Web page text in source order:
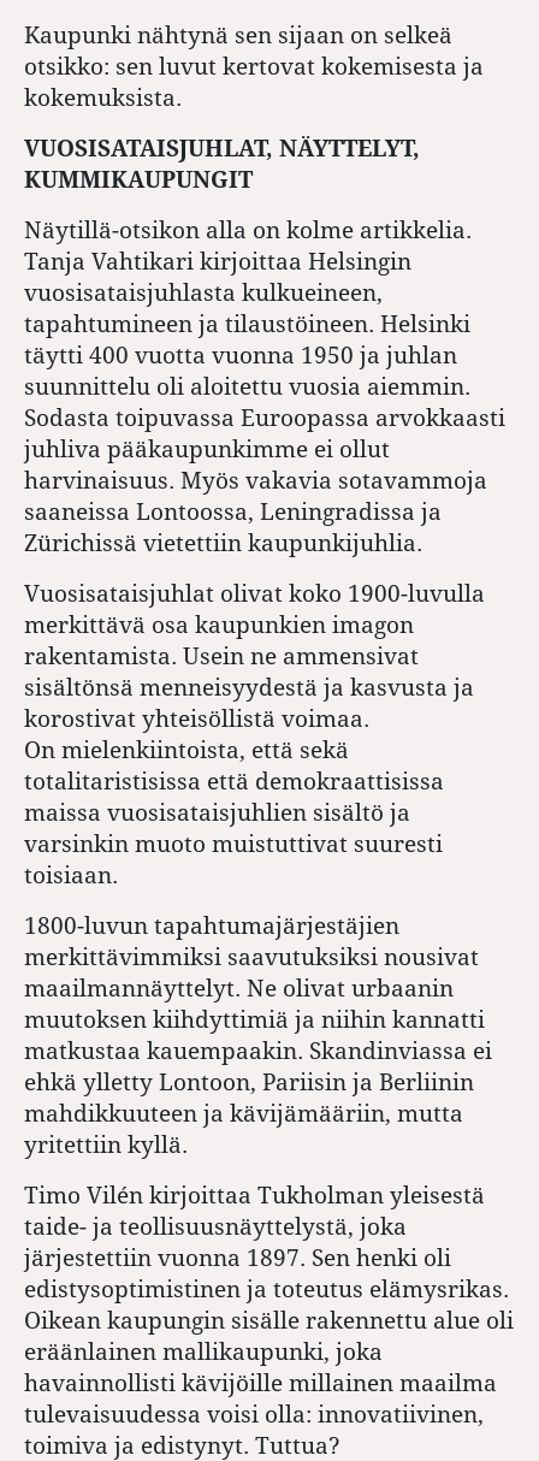
Kaupunki nähtynä sen sijaan on selkeä
otsikko: sen luvut kertovat kokemisesta ja
kokemuksista.
VUOSISATAISJUHLAT, NÄYTTELYT,
KUMMIKAUPUNGIT
Näytillä-otsikon alla on kolme artikkelia.
Tanja Vahtikari kirjoittaa Helsingin
vuosisataisjuhlasta kulkueineen,
tapahtumineen ja tilaustöineen. Helsinki
täytti 400 vuotta vuonna 1950 ja juhlan
suunnittelu oli aloitettu vuosia aiemmin.
Sodasta toipuvassa Euroopassa arvokkaasti
juhliva pääkaupunkimme ei ollut
harvinaisuus. Myös vakavia sotavammoja
saaneissa Lontoossa, Leningradissa ja
Zürichissä vietettiin kaupunkijuhlia.
Vuosisataisjuhlat olivat koko 1900-luvulla
merkittävä osa kaupunkien imagon
rakentamista. Usein ne ammensivat
sisältönsä menneisyydestä ja kasvusta ja
korostivat yhteisöllistä voimaa.
On mielenkiintoista, että sekä
totalitaristisissa että demokraattisissa
maissa vuosisataisjuhlien sisältö ja
varsinkin muoto muistuttivat suuresti
toisiaan.
1800-luvun tapahtumajärjestäjien
merkittävimmiksi saavutuksiksi nousivat
maailmannäyttelyt. Ne olivat urbaanin
muutoksen kiihdyttimiä ja niihin kannatti
matkustaa kauempaakin. Skandinviassa ei
ehkä ylletty Lontoon, Pariisin ja Berliinin
mahdikkuuteen ja kävijämääriin, mutta
yritettiin kyllä.
Timo Vilén kirjoittaa Tukholman yleisestä
taide- ja teollisuusnäyttelystä, joka
järjestettiin vuonna 1897. Sen henki oli
edistysoptimistinen ja toteutus elämysrikas.
Oikean kaupungin sisälle rakennettu alue oli
eräänlainen mallikaupunki, joka
havainnollisti kävijöille millainen maailma
tulevaisuudessa voisi olla: innovatiivinen,
toimiva ja edistynyt. Tuttua?